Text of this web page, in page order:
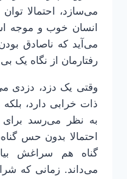
می‌سازد، احتمالا
انسان خوب و موجه
می‌آید که ناصادق بودن
رفتارمان از نگاه یک
وقتی یک دزد، دزدی
ذات خرابی دارد،
به نظر می‌رسد برای
احتمالا بدون حس
گناه هم سراغش
می‌داند. زمانی که